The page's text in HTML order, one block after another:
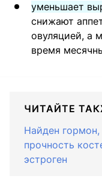
уменьшает
снижают
овуляцией, а
время
ЧИТАЙТЕ
Найден
прочность
эстроген